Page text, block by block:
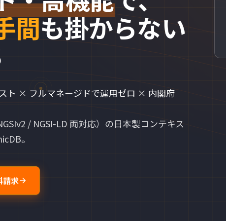
間も掛からない
ト × フルマネージドで運用ゼロ × 内閣府
/ NGSI-LD 両対応）の日本製コンテキス
。
請求